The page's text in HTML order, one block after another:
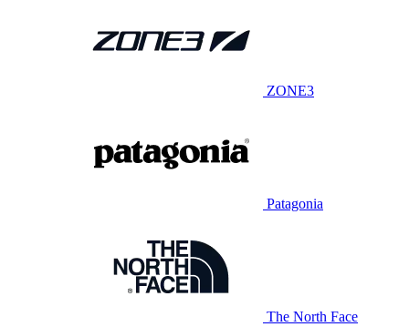
ZONE3
Patagonia
The North Face